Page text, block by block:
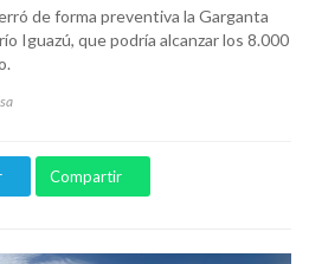
de forma preventiva la Garganta
Iguazú, que podría alcanzar los 8.000
Compartir